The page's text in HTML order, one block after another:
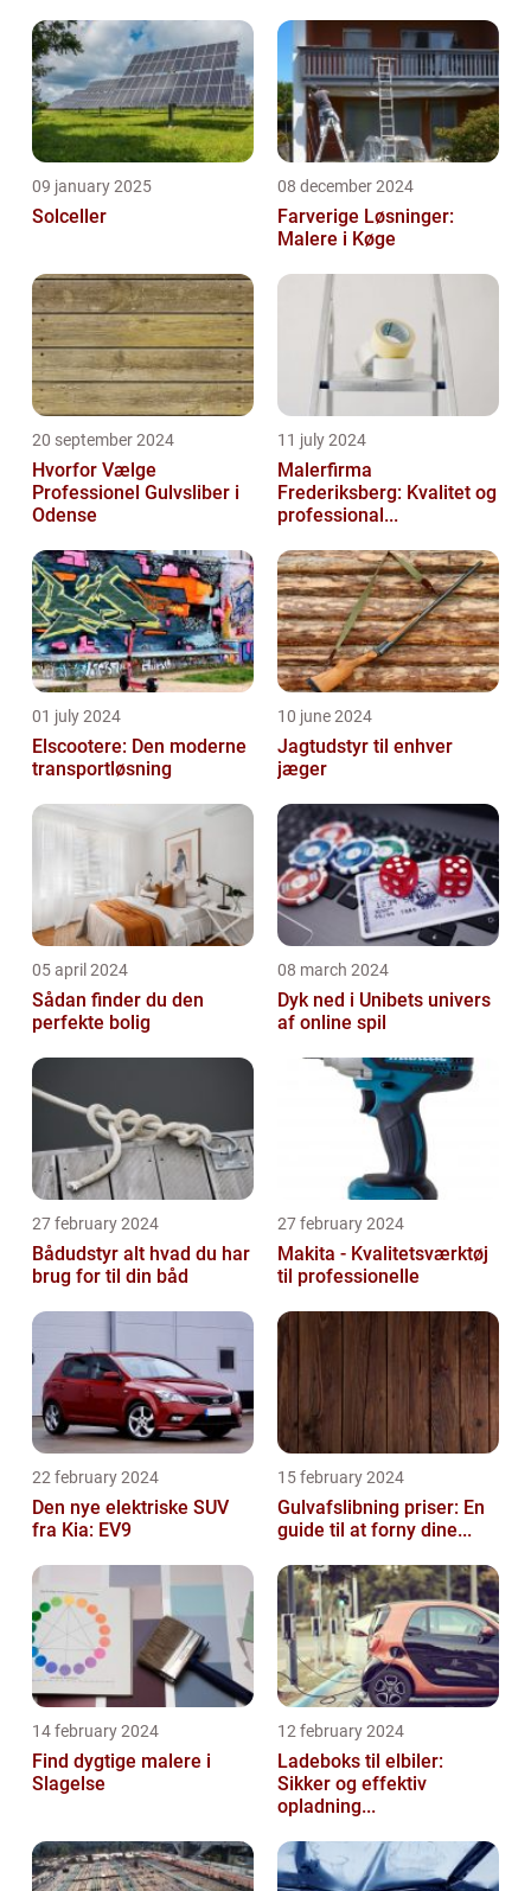
09 january 2025
Solceller
08 december 2024
Farverige Løsninger:
Malere i Køge
20 september 2024
Hvorfor Vælge
Professionel Gulvsliber i
Odense
11 july 2024
Malerfirma
Frederiksberg: Kvalitet og
professional...
01 july 2024
Elscootere: Den moderne
transportløsning
10 june 2024
Jagtudstyr til enhver
jæger
05 april 2024
Sådan finder du den
perfekte bolig
08 march 2024
Dyk ned i Unibets univers
af online spil
27 february 2024
Bådudstyr alt hvad du har
brug for til din båd
27 february 2024
Makita - Kvalitetsværktøj
til professionelle
22 february 2024
Den nye elektriske SUV
fra Kia: EV9
15 february 2024
Gulvafslibning priser: En
guide til at forny dine...
14 february 2024
Find dygtige malere i
Slagelse
12 february 2024
Ladeboks til elbiler:
Sikker og effektiv
opladning...